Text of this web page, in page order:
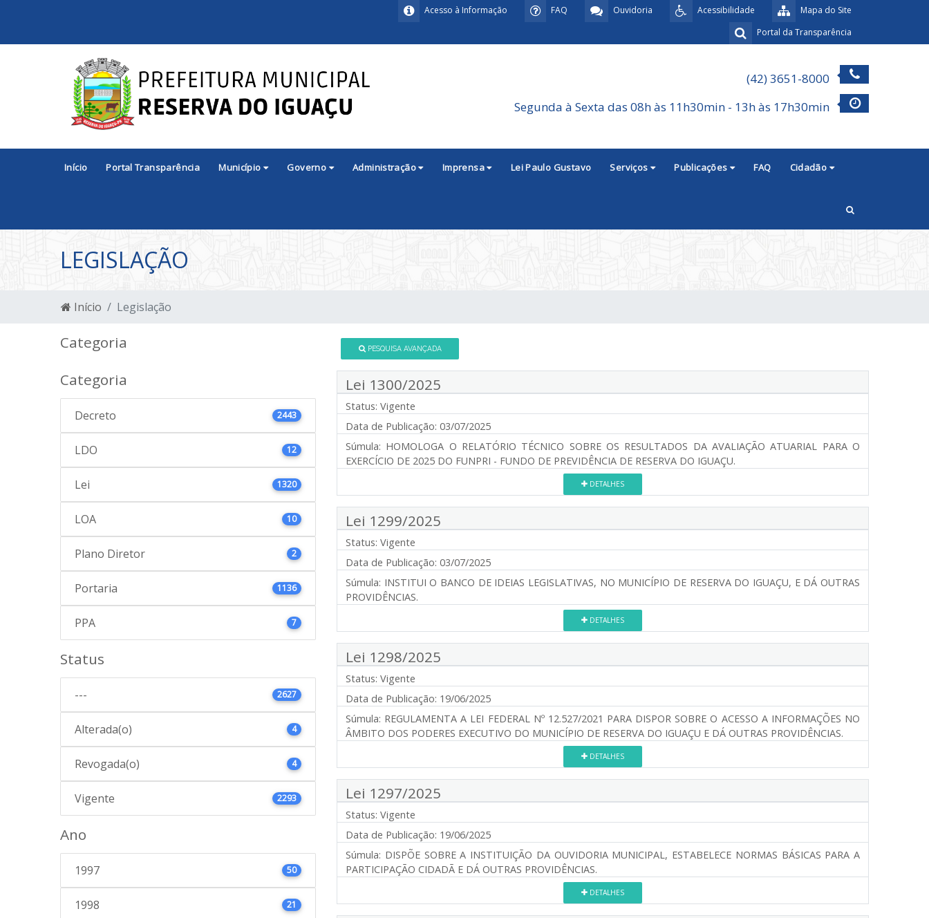
Mapa do Site
Acessibilidade
Ouvidoria
FAQ
Acesso à Informação
Portal da Transparência
(42) 3651-8000
Segunda à Sexta das 08h às 11h30min - 13h às 17h30min
Início Portal Transparência Município Governo Administração Imprensa Lei Paulo Gustavo Serviços Publicações FAQ Cidadão
LEGISLAÇÃO
Início Legislação
Categoria
Categoria
Decreto 2443
LDO 12
Lei 1320
LOA 10
Plano Diretor 2
Portaria 1136
PPA 7
Status
--- 2627
Alterada(o) 4
Revogada(o) 4
Vigente 2293
Ano
1997 50
1998 21
PESQUISA AVANÇADA
Lei 1300/2025
Status: Vigente
Data de Publicação: 03/07/2025
Súmula: HOMOLOGA O RELATÓRIO TÉCNICO SOBRE OS RESULTADOS DA AVALIAÇÃO ATUARIAL PARA O
EXERCÍCIO DE 2025 DO FUNPRI - FUNDO DE PREVIDÊNCIA DE RESERVA DO IGUAÇU.
DETALHES
Lei 1299/2025
Status: Vigente
Data de Publicação: 03/07/2025
Súmula: INSTITUI O BANCO DE IDEIAS LEGISLATIVAS, NO MUNICÍPIO DE RESERVA DO IGUAÇU, E DÁ OUTRAS
PROVIDÊNCIAS.
DETALHES
Lei 1298/2025
Status: Vigente
Data de Publicação: 19/06/2025
Súmula: REGULAMENTA A LEI FEDERAL Nº 12.527/2021 PARA DISPOR SOBRE O ACESSO A INFORMAÇÕES NO
ÂMBITO DOS PODERES EXECUTIVO DO MUNICÍPIO DE RESERVA DO IGUAÇU E DÁ OUTRAS PROVIDÊNCIAS.
DETALHES
Lei 1297/2025
Status: Vigente
Data de Publicação: 19/06/2025
Súmula: DISPÕE SOBRE A INSTITUIÇÃO DA OUVIDORIA MUNICIPAL, ESTABELECE NORMAS BÁSICAS PARA A
PARTICIPAÇÃO CIDADÃ E DÁ OUTRAS PROVIDÊNCIAS.
DETALHES